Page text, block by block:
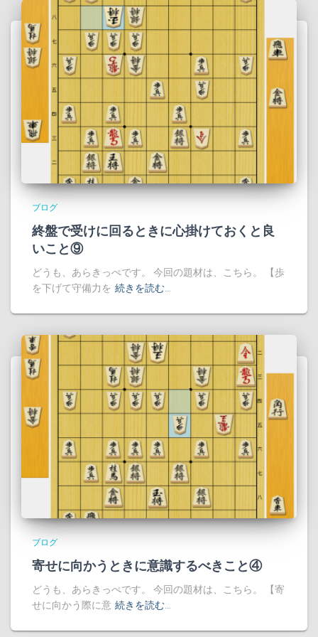
ブログ
終盤で受けに回るときに心掛けておくと良
いこと⑨
どうも、あらきっぺです。 今回の題材は、こちら。 【歩
を下げて守備力を 続きを読む…
ブログ
寄せに向かうときに意識するべきこと④
どうも、あらきっぺです。 今回の題材は、こちら。 【寄
せに向かう際に意 続きを読む…